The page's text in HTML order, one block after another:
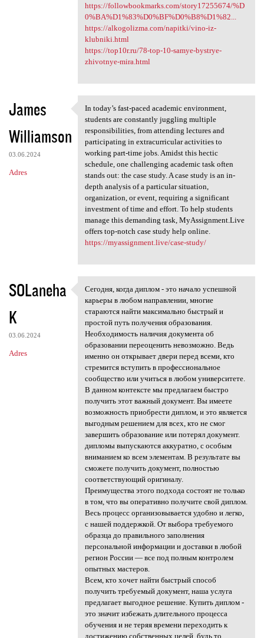
https://followbookmarks.com/story17255674/%D
0%BA%D1%83%D0%BF%D0%B8%D1%82...
https://alkogolizma.com/napitki/vino-iz-
klubniki.html
https://top10r.ru/78-top-10-samye-bystrye-
zhivotnye-mira.html
James
Williamson
03.06.2024
Adres
In today’s fast-paced
In today’s fast-paced academic environment,
students are constantly juggling multiple
responsibilities, from attending lectures and
participating in extracurricular activities to
working part-time jobs. Amidst this hectic
schedule, one challenging academic task often
stands out: the case study. A case study is an in-
depth analysis of a particular situation,
organization, or event, requiring a significant
investment of time and effort. To help students
manage this demanding task, MyAssignment.Live
offers top-notch case study help online.
https://myassignment.live/case-study/
SOLaneha
K
03.06.2024
Adres
Сегодня, когда диплом - это
Сегодня, когда диплом - это начало успешной
карьеры в любом направлении, многие
стараются найти максимально быстрый и
простой путь получения образования.
Необходимость наличия документа об
образовании переоценить невозможно. Ведь
именно он открывает двери перед всеми, кто
стремится вступить в профессиональное
сообщество или учиться в любом университете.
В данном контексте мы предлагаем быстро
получить этот важный документ. Вы имеете
возможность приобрести диплом, и это является
выгодным решением для всех, кто не смог
завершить образование или потерял документ.
дипломы выпускаются аккуратно, с особым
вниманием ко всем элементам. В результате вы
сможете получить документ, полностью
соответствующий оригиналу.
Преимущества этого подхода состоят не только
в том, что вы оперативно получите свой диплом.
Весь процесс организовывается удобно и легко,
с нашей поддержкой. От выбора требуемого
образца до правильного заполнения
персональной информации и доставки в любой
регион России — все под полным контролем
опытных мастеров.
Всем, кто хочет найти быстрый способ
получить требуемый документ, наша услуга
предлагает выгодное решение. Купить диплом -
это значит избежать длительного процесса
обучения и не теряя времени переходить к
достижению собственных целей, будь то